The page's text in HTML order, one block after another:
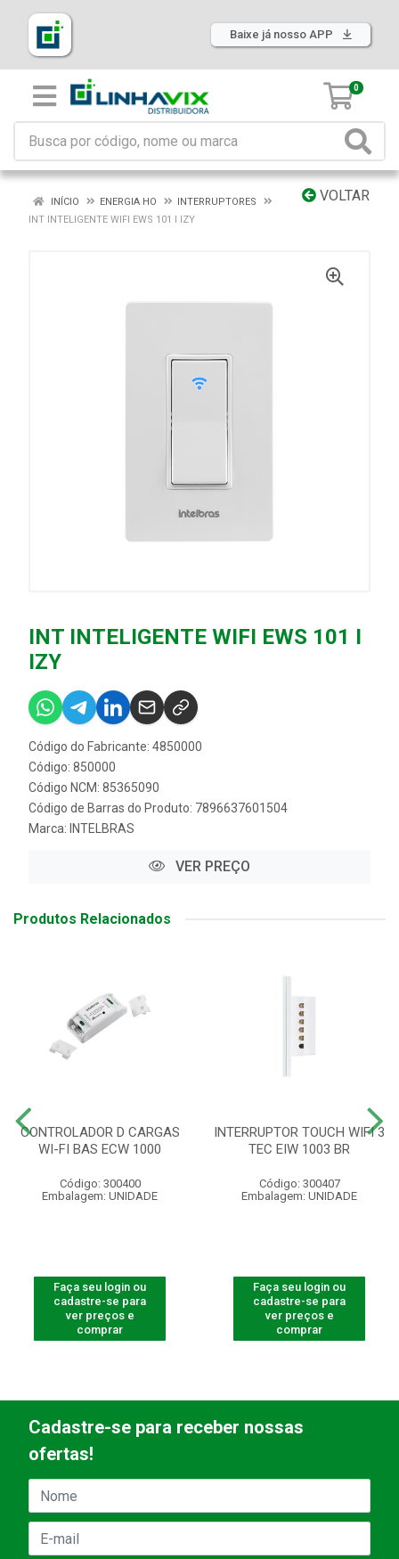
Baixe já nosso APP
0
VOLTAR
INÍCIO ENERGIA HO
INTERRUPTORES
INT INTELIGENTE WIFI EWS 101 I IZY
INT INTELIGENTE WIFI EWS 101 I
IZY
Código do Fabricante: 4850000
Código: 850000
Código NCM: 85365090
Código de Barras do Produto: 7896637601504
Marca: INTELBRAS
VER PREÇO
Produtos Relacionados
CONTROLADOR D CARGAS
WI-FI BAS ECW 1000
Código: 300400
Embalagem: UNIDADE
Faça seu login ou
cadastre-se para
ver preços e
comprar
INTERRUPTOR TOUCH WIFI 3
TEC EIW 1003 BR
Código: 300407
Embalagem: UNIDADE
Faça seu login ou
cadastre-se para
ver preços e
comprar
Cadastre-se para receber nossas
ofertas!